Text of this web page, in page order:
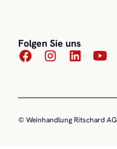
Folgen Sie uns
© Weinhandlung Ritschard AG